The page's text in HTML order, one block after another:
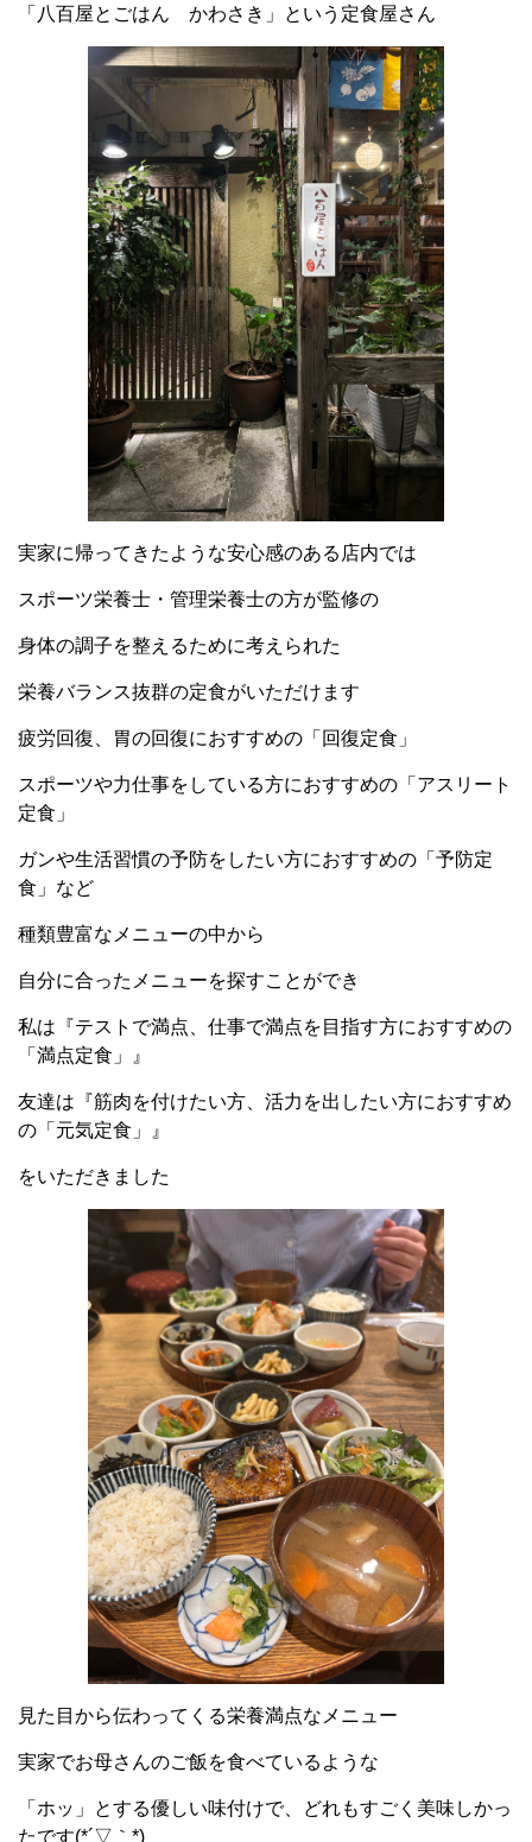
「八百屋とごはん かわさき」という定食屋さん
実家に帰ってきたような安心感のある店内では
スポーツ栄養士・管理栄養士の方が監修の
身体の調子を整えるために考えられた
栄養バランス抜群の定食がいただけます
疲労回復、胃の回復におすすめの「回復定食」
スポーツや力仕事をしている方におすすめの「アスリート
定食」
ガンや生活習慣の予防をしたい方におすすめの「予防定
食」など
種類豊富なメニューの中から
自分に合ったメニューを探すことができ
私は『テストで満点、仕事で満点を目指す方におすすめの
「満点定食」』
友達は『筋肉を付けたい方、活力を出したい方におすすめ
の「元気定食」』
をいただきました
見た目から伝わってくる栄養満点なメニュー
実家でお母さんのご飯を食べているような
「ホッ」とする優しい味付けで、どれもすごく美味しかっ
たです(*´▽｀*)